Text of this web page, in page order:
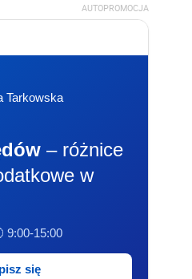
AUTOPROMOCJA
Tarkowska
– różnice
w
9:00-15:00
się